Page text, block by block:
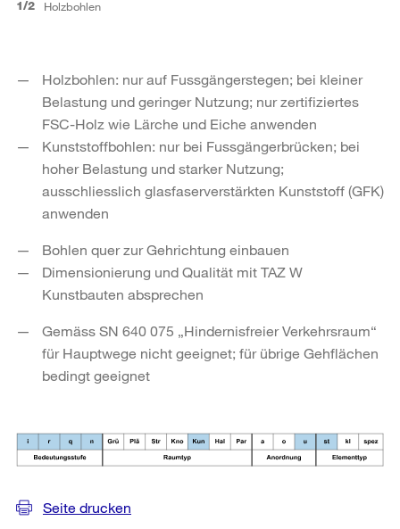
1/2 Holzbohlen
Holzbohlen: nur auf Fussgängerstegen; bei kleiner
Belastung und geringer Nutzung; nur zertifiziertes
FSC-Holz wie Lärche und Eiche anwenden
Kunststoffbohlen: nur bei Fussgängerbrücken; bei
hoher Belastung und starker Nutzung;
ausschliesslich glasfaserverstärkten Kunststoff (GFK)
anwenden
Bohlen quer zur Gehrichtung einbauen
Dimensionierung und Qualität mit TAZ W
Kunstbauten absprechen
Gemäss SN 640 075 „Hindernisfreier Verkehrsraum“
für Hauptwege nicht geeignet; für übrige Gehflächen
bedingt geeignet
Seite drucken